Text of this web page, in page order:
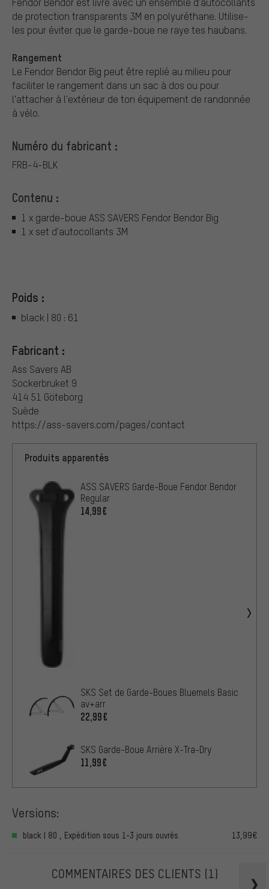
de protection transparents 3M en polyuréthane. Utilise-
les pour éviter que le garde-boue ne raye tes haubans.
Rangement
Le Fendor Bendor Big peut être replié au milieu pour
faciliter le rangement dans un sac à dos ou pour
l'attacher à l'extérieur de ton équipement de randonnée
à vélo.
Numéro du fabricant :
FRB-4-BLK
Contenu :
1 x garde-boue ASS SAVERS Fendor Bendor Big
1 x set d'autocollants 3M
Poids :
black | 80 : 61
Fabricant :
Ass Savers AB
Sockerbruket 9
414 51 Göteborg
Suède
https://ass-savers.com/pages/contact
Produits apparentés
ASS SAVERS Garde-Boue Fendor Bendor
Regular
14,99€
SKS Set de Garde-Boues Bluemels Basic
av+arr
22,99€
SKS Garde-Boue Arrière X-Tra-Dry
11,99€
Versions:
black | 80 , Expédition sous 1-3 jours ouvrés 13,99€
COMMENTAIRES DES CLIENTS (1)